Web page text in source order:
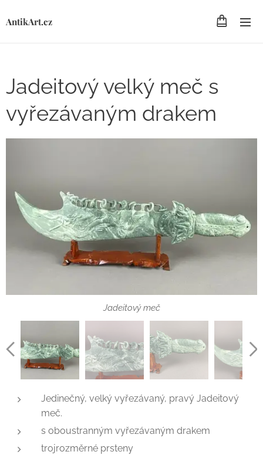
AntikArt.cz
Jadeitový velký meč s
vyřezávaným drakem
Jadeitový meč
Jadeit meč
meč z jadeitu
Jadeitový meč na stojanu
Jedinečný, velký vyřezávaný, pravý Jadeitový
meč.
s oboustranným vyřezávaným drakem
trojrozměrné prsteny